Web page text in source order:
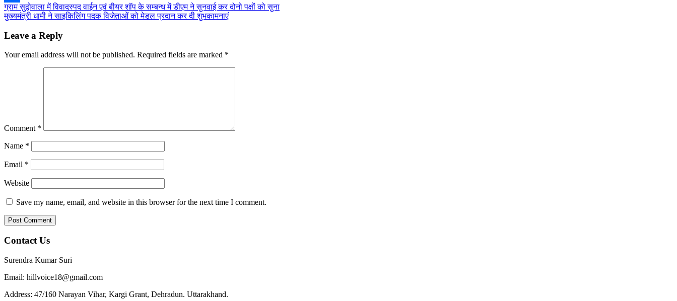
Share
Post
navigation
ग्राम सुद्वोवाला में विवादस्पद वाईन एवं बीयर शॉप के सम्बन्ध में डीएम ने सुनवाई कर दोनो पक्षों को सुना
मुख्यमंत्री धामी ने साइकिलिंग पदक विजेताओं को मेडल प्रदान कर दी शुभकामनाएं
Leave a Reply
Your email address will not be published. Required fields are marked *
Comment *
Name *
Email *
Website
Save my name, email, and website in this browser for the next time I comment.
Contact Us
Surendra Kumar Suri
Email: hillvoice18@gmail.com
Address: 47/160 Narayan Vihar, Kargi Grant, Dehradun. Uttarakhand.